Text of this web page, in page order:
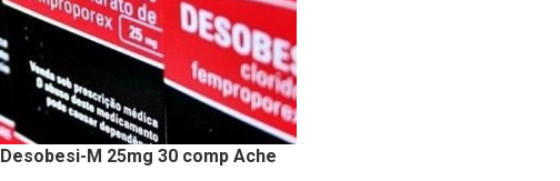
Desobesi-M 25mg 30 comp Ache